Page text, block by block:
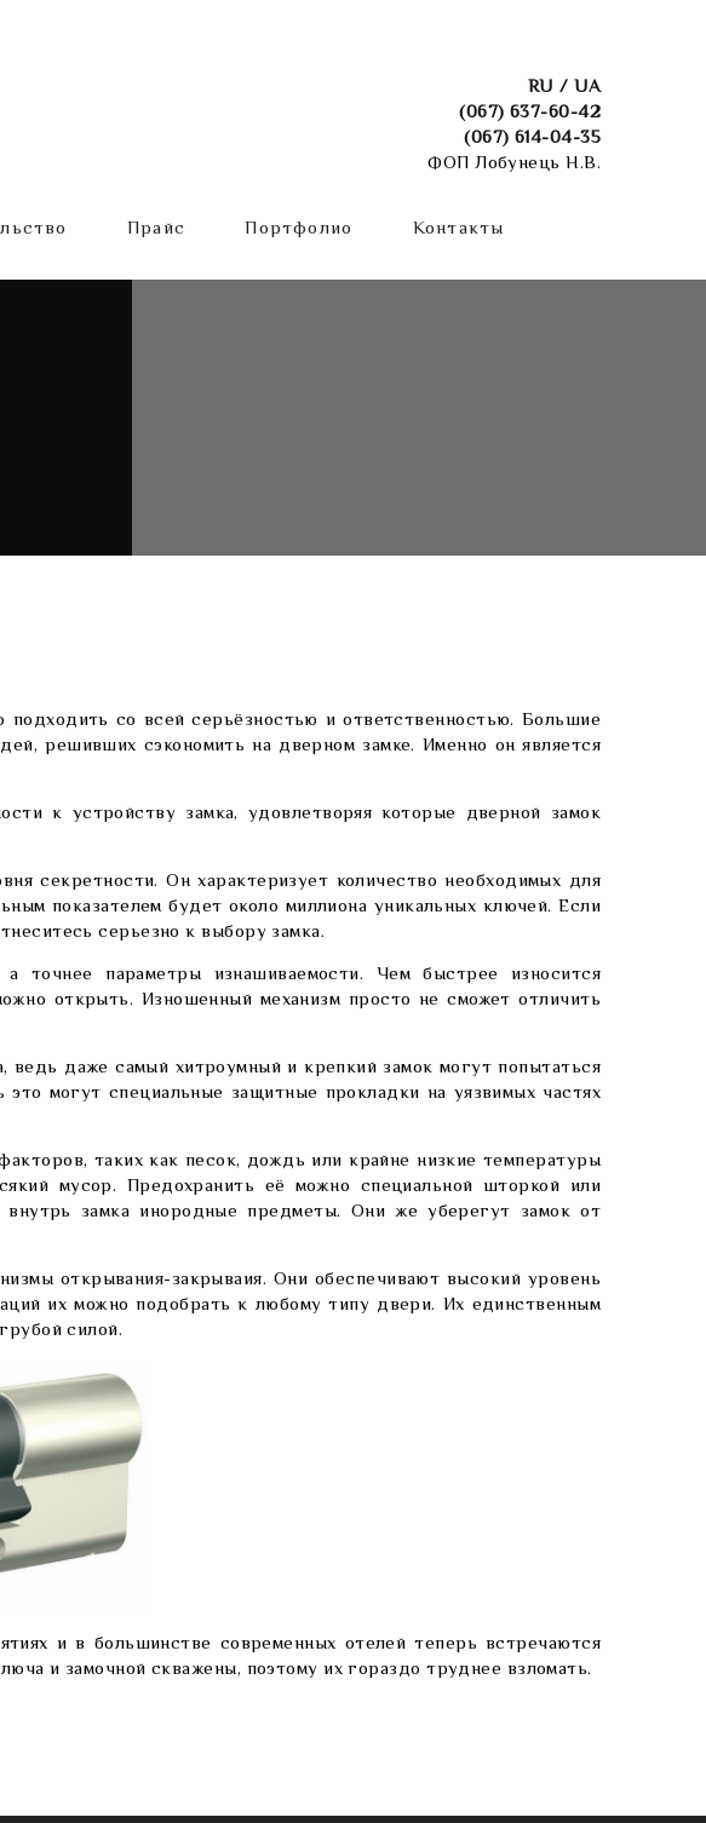
RU
UA
(067) 637-60-42
(067) 614-04-35
ФОП Лобунець Н.В.
Прайс Портфолио Контакты
со всей серьёзностью и ответственностью. Большие
решивших сэкономить на дверном замке. Именно он является
к устройству замка, удовлетворяя которые дверной замок
секретности. Он характеризует количество необходимых для
показателем будет около миллиона уникальных ключей. Если
серьезно к выбору замка.
точнее параметры изнашиваемости. Чем быстрее износится
открыть. Изношенный механизм просто не сможет отличить
ведь даже самый хитроумный и крепкий замок могут попытаться
могут специальные защитные прокладки на уязвимых частях
таких как песок, дождь или крайне низкие температуры
мусор. Предохранить её можно специальной шторкой или
внутрь замка инородные предметы. Они же уберегут замок от
открывания-закрываия. Они обеспечивают высокий уровень
их можно подобрать к любому типу двери. Их единственным
силой.
и в большинстве современных отелей теперь встречаются
и замочной скважены, поэтому их гораздо труднее взломать.